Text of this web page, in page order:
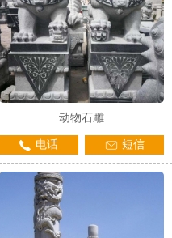
动物石雕
电话 短信